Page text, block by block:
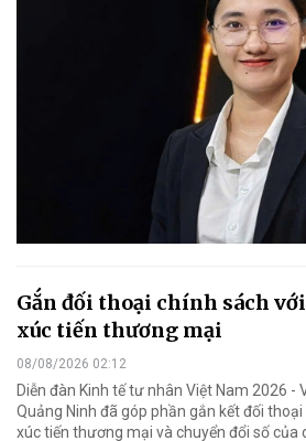
Gắn đối thoại chính sách
xúc tiến thương mại
08/08/2026 02:12
Diễn đàn Kinh tế tư nhân Việt Nam 2026 -
Quảng Ninh đã góp phần gắn kết đối
xúc tiến thương mại và chuyển đổi số của